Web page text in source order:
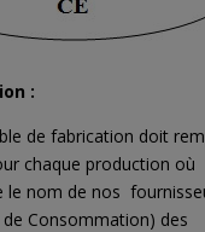
:
de fabrication doit
chaque production où
nom de nos
Consommation) des